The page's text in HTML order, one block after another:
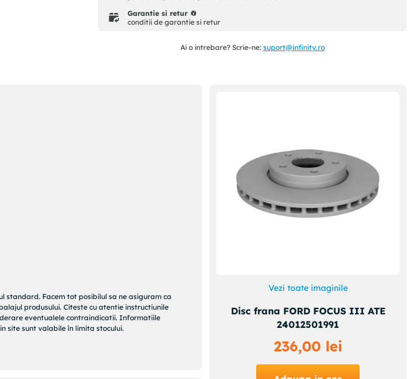
Garantie si retur
conditii de garantie si retur
Ai o intrebare? Scrie-ne: suport@infinity.ro
standard. Facem tot posibilul sa ne asiguram ca
produsului. Citeste cu atentie instructiunile
eventualele contraindicatii. Informatiile
site sunt valabile în limita stocului.
Vezi toate imaginile
Disc frana FORD FOCUS III ATE
24012501991
236,00 lei